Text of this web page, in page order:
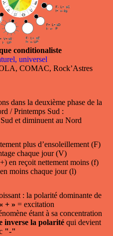
conditionaliste
universel
COMAC, Rock’Astres
dans la deuxième phase de la
/ Printemps Sud :
et diminuent au Nord
plus d’ensoleillement (F)
chaque jour (V)
en reçoit nettement moins (f)
moins chaque jour (l)
: la polarité dominante de
« + » = excitation
étant à sa concentration
inverse la polarité qui devient
"-"